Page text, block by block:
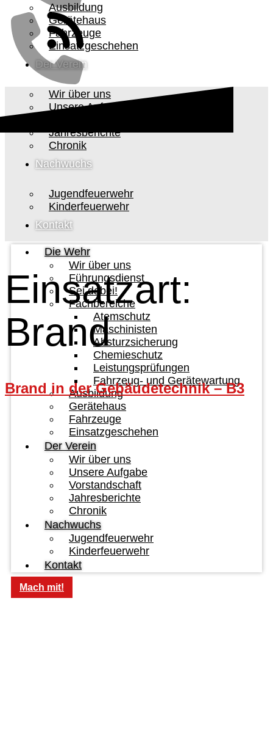
Ausbildung
Gerätehaus
Fahrzeuge
Einsatzgeschehen
Der Verein
Wir über uns
Unsere Aufgabe
Jahresberichte
Chronik
Nachwuchs
Jugendfeuerwehr
Kinderfeuerwehr
Kontakt
Die Wehr
Wir über uns
Führungsdienst
Sei dabei!
Fachbereiche
Atemschutz
Maschinisten
Absturzsicherung
Chemieschutz
Leistungsprüfungen
Fahrzeug- und Gerätewartung
Ausbildung
Gerätehaus
Fahrzeuge
Einsatzgeschehen
Der Verein
Wir über uns
Unsere Aufgabe
Vorstandschaft
Jahresberichte
Chronik
Nachwuchs
Jugendfeuerwehr
Kinderfeuerwehr
Kontakt
Mach mit!
Einsatzart:
Brand
Brand in der Gebäudetechnik – B3